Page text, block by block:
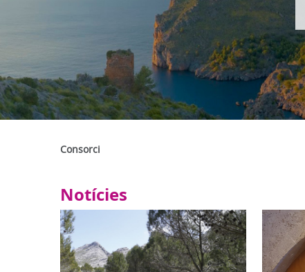
Consorci
Notícies